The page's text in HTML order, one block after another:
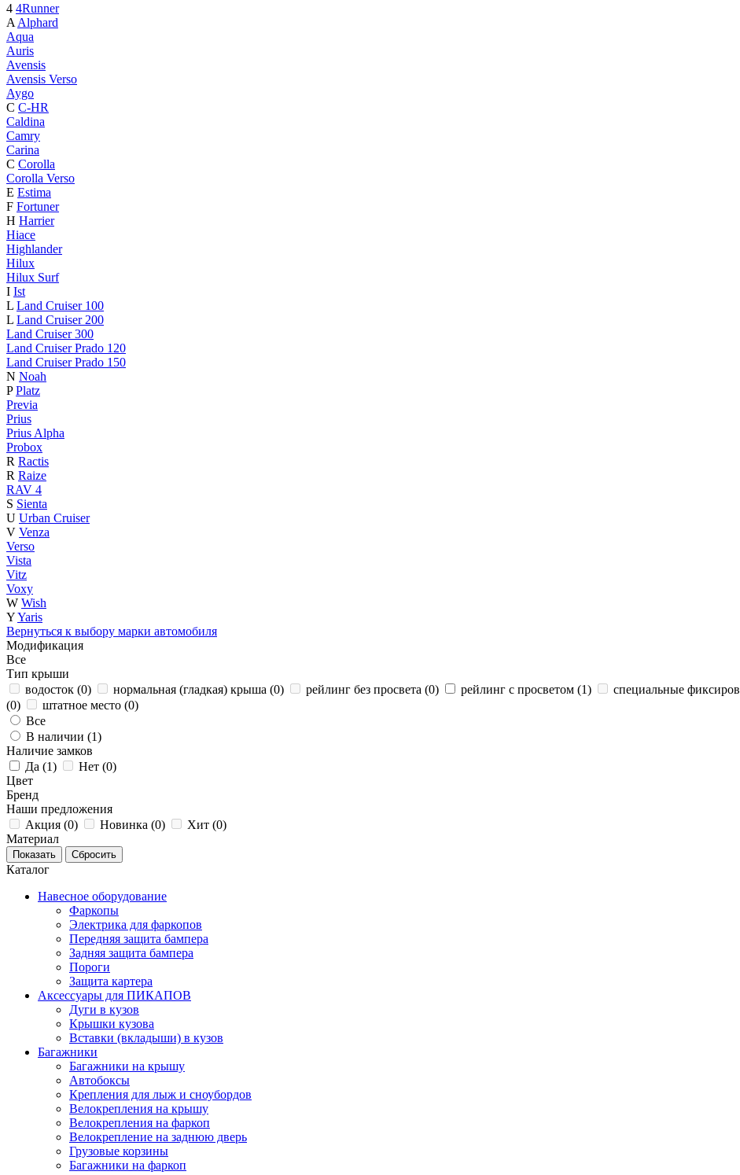
4 4Runner
A Alphard
Aqua
Auris
Avensis
Avensis Verso
Aygo
C C-HR
Caldina
Camry
Carina
C Corolla
Corolla Verso
E Estima
F Fortuner
H Harrier
Hiace
Highlander
Hilux
Hilux Surf
I Ist
L Land Cruiser 100
L Land Cruiser 200
Land Cruiser 300
Land Cruiser Prado 120
Land Cruiser Prado 150
N Noah
P Platz
Previa
Prius
Prius Alpha
Probox
R Ractis
R Raize
RAV 4
S Sienta
U Urban Cruiser
V Venza
Verso
Vista
Vitz
Voxy
W Wish
YYaris
Вернуться к выбору марки автомобиля
Модификация
Все
Тип крыши
водосток (0) нормальная (гладкая) крыша (0) рейлинг без просвета (0) рейлинг с просветом (1) специальные
(0) штатное место (0)
Все
В наличии (1)
Наличие замков
Да (1) Нет (0)
Цвет
Бренд
Наши предложения
Акция (0) Новинка (0) Хит (0)
Материал
Каталог
Навесное оборудование
Фаркопы
Электрика для фаркопов
Передняя защита бампера
Задняя защита бампера
Пороги
Защита картера
Аксессуары для ПИКАПОВ
Дуги в кузов
Крышки кузова
Вставки (вкладыши) в кузов
Багажники
Багажники на крышу
Автобоксы
Крепления для лыж и сноубордов
Велокрепления на крышу
Велокрепления на фаркоп
Велокрепление на заднюю дверь
Грузовые корзины
Багажники на фаркоп